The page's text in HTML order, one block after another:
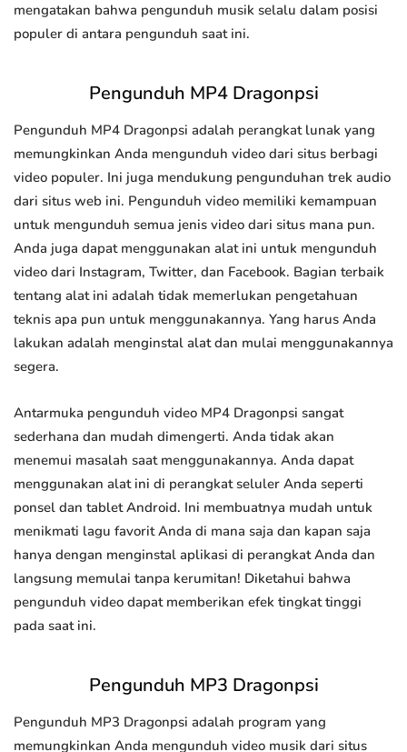
mengatakan bahwa pengunduh musik selalu dalam posisi
populer di antara pengunduh saat ini.
Pengunduh MP4 Dragonpsi
Pengunduh MP4 Dragonpsi adalah perangkat lunak yang
memungkinkan Anda mengunduh video dari situs berbagi
video populer. Ini juga mendukung pengunduhan trek audio
dari situs web ini. Pengunduh video memiliki kemampuan
untuk mengunduh semua jenis video dari situs mana pun.
Anda juga dapat menggunakan alat ini untuk mengunduh
video dari Instagram, Twitter, dan Facebook. Bagian terbaik
tentang alat ini adalah tidak memerlukan pengetahuan
teknis apa pun untuk menggunakannya. Yang harus Anda
lakukan adalah menginstal alat dan mulai menggunakannya
segera.
Antarmuka pengunduh video MP4 Dragonpsi sangat
sederhana dan mudah dimengerti. Anda tidak akan
menemui masalah saat menggunakannya. Anda dapat
menggunakan alat ini di perangkat seluler Anda seperti
ponsel dan tablet Android. Ini membuatnya mudah untuk
menikmati lagu favorit Anda di mana saja dan kapan saja
hanya dengan menginstal aplikasi di perangkat Anda dan
langsung memulai tanpa kerumitan! Diketahui bahwa
pengunduh video dapat memberikan efek tingkat tinggi
pada saat ini.
Pengunduh MP3 Dragonpsi
Pengunduh MP3 Dragonpsi adalah program yang
memungkinkan Anda mengunduh video musik dari situs